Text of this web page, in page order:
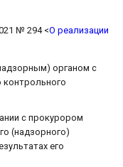
№ 294 <О реализации
органом с
с прокурором
(надзорного)
его